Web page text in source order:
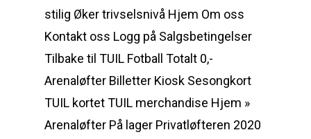
stilig Øker trivselsnivå Hjem Om oss
Kontakt oss Logg på Salgsbetingelser
Tilbake til TUIL Fotball Totalt 0,-
Arenaløfter Billetter Kiosk Sesongkort
TUIL kortet TUIL merchandise Hjem »
Arenaløfter På lager Privatløfteren 2020